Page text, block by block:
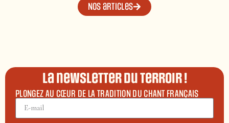
Nos articles
La newsletter du terroir !
PLONGEZ AU CŒUR DE LA TRADITION DU CHANT FRANÇAIS